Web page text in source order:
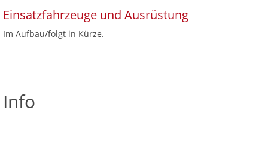
Einsatzfahrzeuge und Ausrüstung
Im Aufbau/folgt in Kürze.
Info